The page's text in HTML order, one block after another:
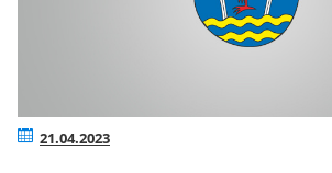
21.04.2023